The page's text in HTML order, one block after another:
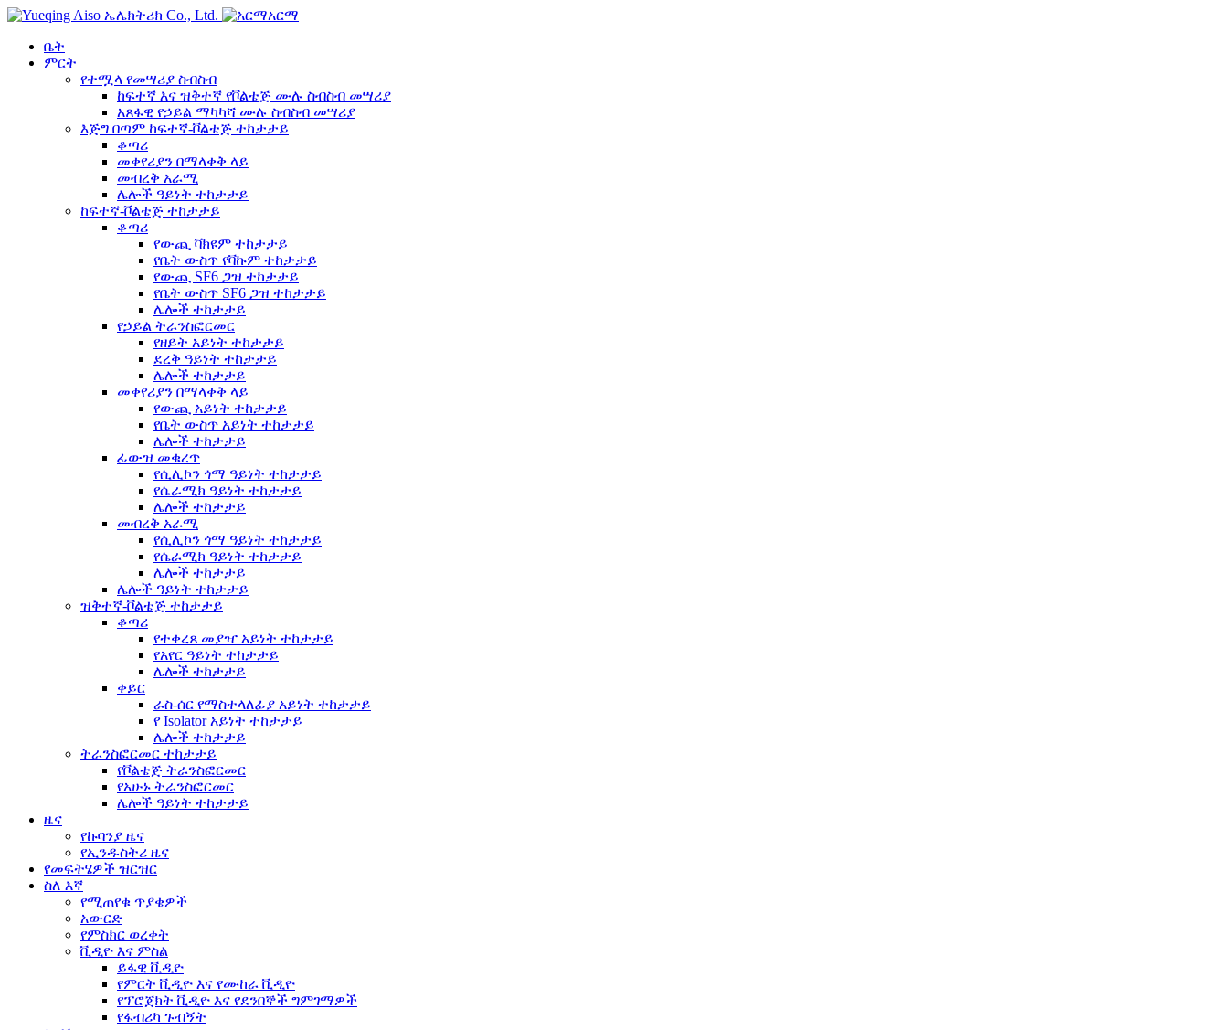
አርማ
ቤት
ምርት
የተሟላ የመሣሪያ ስብስብ
ከፍተኛ እና ዝቅተኛ የቮልቴጅ ሙሉ ስብስብ መሣሪያ
አጸፋዊ የኃይል ማካካሻ ሙሉ ስብስብ መሣሪያ
እጅግ በጣም ከፍተኛ-ቮልቴጅ ተከታታይ
ቆጣሪ
መቀየሪያን በማላቀቅ ላይ
መብረቅ አራሚ
ሌሎች ዓይነት ተከታታይ
ከፍተኛ-ቮልቴጅ ተከታታይ
ቆጣሪ
የውጪ ቫክዩም ተከታታይ
የቤት ውስጥ የቫኩም ተከታታይ
የውጪ SF6 ጋዝ ተከታታይ
የቤት ውስጥ SF6 ጋዝ ተከታታይ
ሌሎች ተከታታይ
የኃይል ትራንስፎርመር
የዘይት አይነት ተከታታይ
ደረቅ ዓይነት ተከታታይ
ሌሎች ተከታታይ
መቀየሪያን በማላቀቅ ላይ
የውጪ አይነት ተከታታይ
የቤት ውስጥ አይነት ተከታታይ
ሌሎች ተከታታይ
ፊውዝ መቁረጥ
የሲሊኮን ጎማ ዓይነት ተከታታይ
የሴራሚክ ዓይነት ተከታታይ
ሌሎች ተከታታይ
መብረቅ አራሚ
የሲሊኮን ጎማ ዓይነት ተከታታይ
የሴራሚክ ዓይነት ተከታታይ
ሌሎች ተከታታይ
ሌሎች ዓይነት ተከታታይ
ዝቅተኛ-ቮልቴጅ ተከታታይ
ቆጣሪ
የተቀረጸ መያዣ አይነት ተከታታይ
የአየር ዓይነት ተከታታይ
ሌሎች ተከታታይ
ቀይር
ራስ-ሰር የማስተላለፊያ አይነት ተከታታይ
የ Isolator አይነት ተከታታይ
ሌሎች ተከታታይ
ትራንስፎርመር ተከታታይ
የቮልቴጅ ትራንስፎርመር
የአሁኑ ትራንስፎርመር
ሌሎች ዓይነት ተከታታይ
ዜና
የኩባንያ ዜና
የኢንዱስትሪ ዜና
የመፍትሄዎች ዝርዝር
ስለ እኛ
የሚጠየቁ ጥያቄዎች
አውርድ
የምስክር ወረቀት
ቪዲዮ እና ምስል
ይፋዊ ቪዲዮ
የምርት ቪዲዮ እና የሙከራ ቪዲዮ
የፕሮጀክት ቪዲዮ እና የደንበኞች ግምገማዎች
የፋብሪካ ጉብኝት